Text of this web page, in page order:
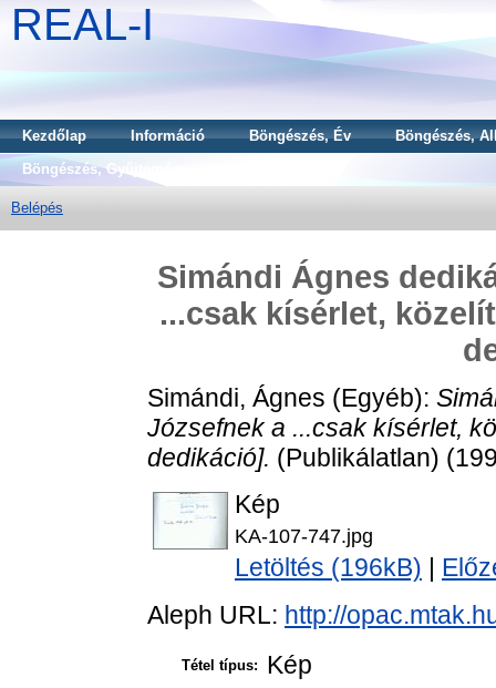
REAL-I
Kezdőlap Információ Böngészés, Év
Böngészés,
Böngészés, Gyűjtemény
Belépés
Simándi Ágnes
...csak kísérlet,
Simándi, Ágnes (Egyéb):
Józsefnek a ...csak kísérlet,
dedikáció]. (Publikálatlan)
Kép
KA-107-747.jpg
Letöltés (196kB)
Aleph URL: http://
Tétel típus: Kép